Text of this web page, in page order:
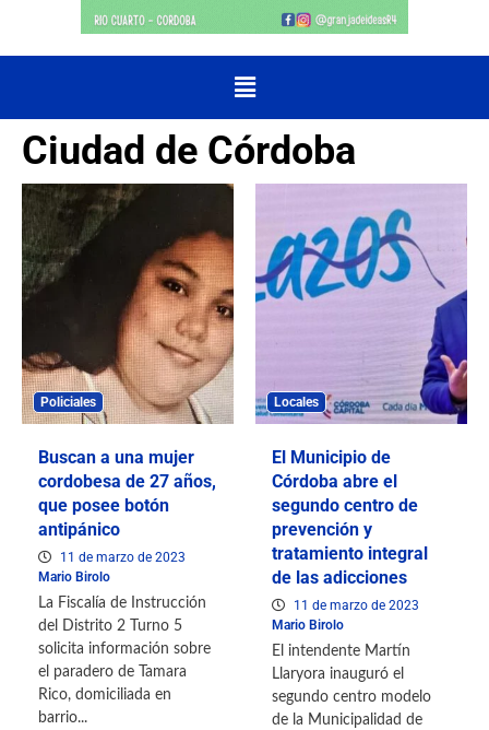
Ciudad de Córdoba
Policiales
Buscan a una mujer
cordobesa de 27 años,
que posee botón
antipánico
11 de marzo de 2023
Mario Birolo
La Fiscalía de Instrucción
del Distrito 2 Turno 5
solicita información sobre
el paradero de Tamara
Rico, domiciliada en
barrio...
Locales
El Municipio de
Córdoba abre el
segundo centro de
prevención y
tratamiento integral
de las adicciones
11 de marzo de 2023
Mario Birolo
El intendente Martín
Llaryora inauguró el
segundo centro modelo
de la Municipalidad de